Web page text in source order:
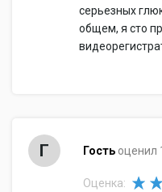
серьезных
общем, я сто
Г Гость оценил
Оценка: